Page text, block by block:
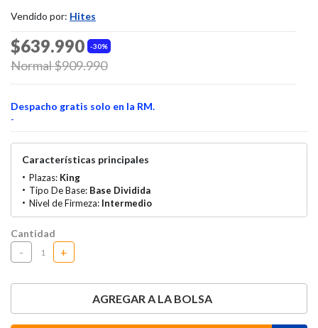
Vendido por: Hites
30%
$639.990
Price reduced from
Normal $909.990to
Despacho gratis solo en la RM.
-
Características principales
Plazas: King
Tipo De Base: Base Dividida
Nivel de Firmeza: Intermedio
Cantidad
- +
AGREGAR A LA BOLSA